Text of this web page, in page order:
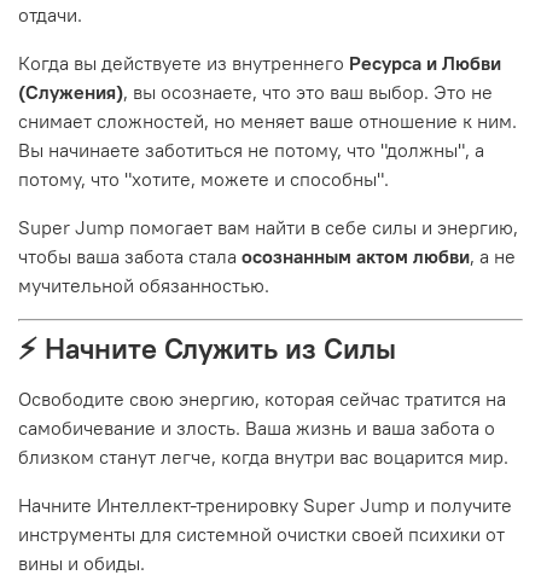
отдачи.
Когда вы действуете из внутреннего Ресурса и Любви
(Служения), вы осознаете, что это ваш выбор. Это не
снимает сложностей, но меняет ваше отношение к ним.
Вы начинаете заботиться не потому, что "должны", а
потому, что "хотите, можете и способны".
Super Jump помогает вам найти в себе силы и энергию,
чтобы ваша забота стала осознанным актом любви, а не
мучительной обязанностью.
⚡️ Начните Служить из Силы
Освободите свою энергию, которая сейчас тратится на
самобичевание и злость. Ваша жизнь и ваша забота о
близком станут легче, когда внутри вас воцарится мир.
Начните Интеллект-тренировку Super Jump и получите
инструменты для системной очистки своей психики от
вины и обиды.